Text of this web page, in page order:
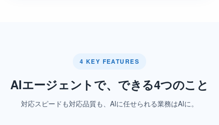
4 KEY FEATURES
AIエージェントで、できる4つのこと
対応スピードも対応品質も、AIに任せられる業務はAIに。